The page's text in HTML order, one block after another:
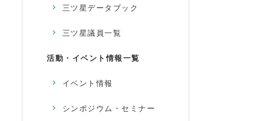
三ツ星データブック
三ツ星議員一覧
活動・イベント情報一覧
イベント情報
シンポジウム・セミナー